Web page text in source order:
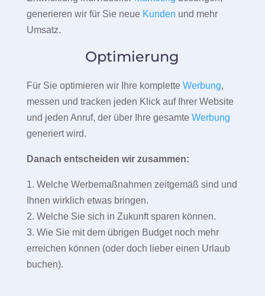
generieren wir für Sie neue Kunden und mehr
Umsatz.
Optimierung
Für Sie optimieren wir Ihre komplette Werbung,
messen und tracken jeden Klick auf Ihrer Website
und jeden Anruf, der über Ihre gesamte Werbung
generiert wird.
Danach entscheiden wir zusammen:
1. Welche Werbemaßnahmen zeitgemäß sind und
Ihnen wirklich etwas bringen.
2. Welche Sie sich in Zukunft sparen können.
3. Wie Sie mit dem übrigen Budget noch mehr
erreichen können (oder doch lieber einen Urlaub
buchen).